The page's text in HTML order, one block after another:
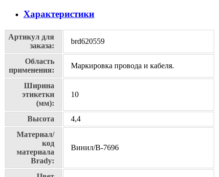
Характеристики
Артикул для
заказа:
brd620559
Область
применения:
Маркировка провода и кабеля.
Ширина
этикетки
(мм):
10
Высота
4,4
Материал/
код
материала
Brady:
Винил/В-7696